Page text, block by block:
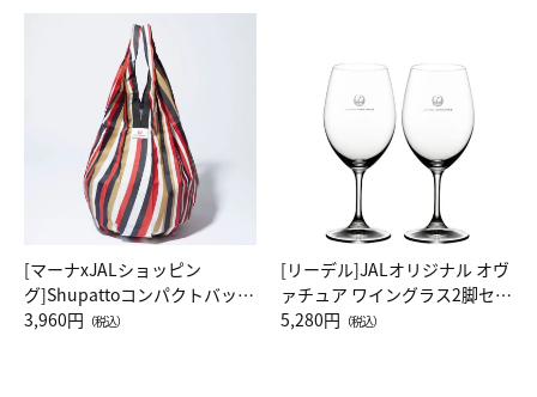
[マーナxJALショッピン
グ]Shupattoコンパクトバッグ
Drop JAL客室乗務員（LC）ス
3,960円 （税込）
[リーデル]JALオリジナル オヴ
ァチュア ワイングラス2脚セッ
ト（レッドワイン）
5,280円 （税込）